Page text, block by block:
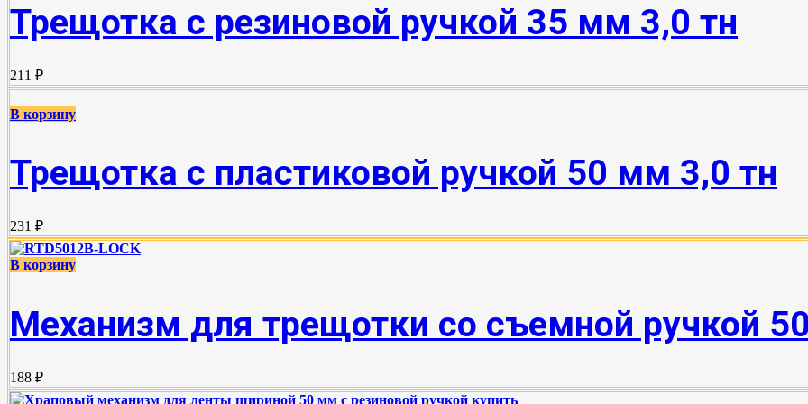
Трещотка с резиновой ручкой 35 мм 3,0 тн
211 ₽
В корзину
Трещотка с пластиковой ручкой 50 мм 3,0 тн
231 ₽
В корзину
Механизм для трещотки со съемной ручкой
188 ₽